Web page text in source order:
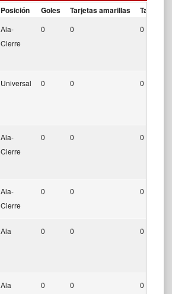
Posición Goles Tarjetas amarillas Tarjetas
Ala-
Cierre
0 0 0
Universal 0 0 0
Ala-
Cierre
0 0 0
Ala-
Cierre
0 0 0
Ala 0 0 0
Ala 0 0 0